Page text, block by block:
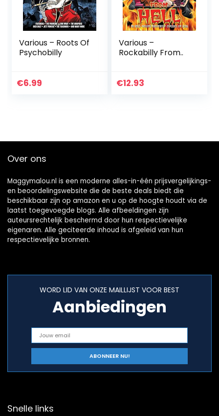
Various – Roots Of
Psychobilly
€6.99
Various –
Rockabilly From..
€12.93
Over ons
Maggymalou.nl is een moderne alles-in-één prijsvergelijkings-
en beoordelingswebsite die de beste deals biedt die
beschikbaar zijn op amazon en u op de hoogte houdt via de
laatst toegevoegde blogs. Alle afbeeldingen zijn
auteursrechtelijk beschermd door hun respectievelijke
eigenaren. Alle geciteerde inhoud is afgeleid van hun
respectievelijke bronnen.
WORD LID VAN ONZE MAILLIJST VOOR BEST
Aanbiedingen
Snelle links